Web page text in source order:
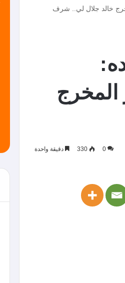
خالد جلال لي.. شرف
المخرج
0
330 دقيقة واحدة